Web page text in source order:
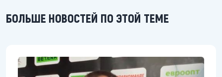
БОЛЬШЕ НОВОСТЕЙ ПО ЭТОЙ ТЕМЕ